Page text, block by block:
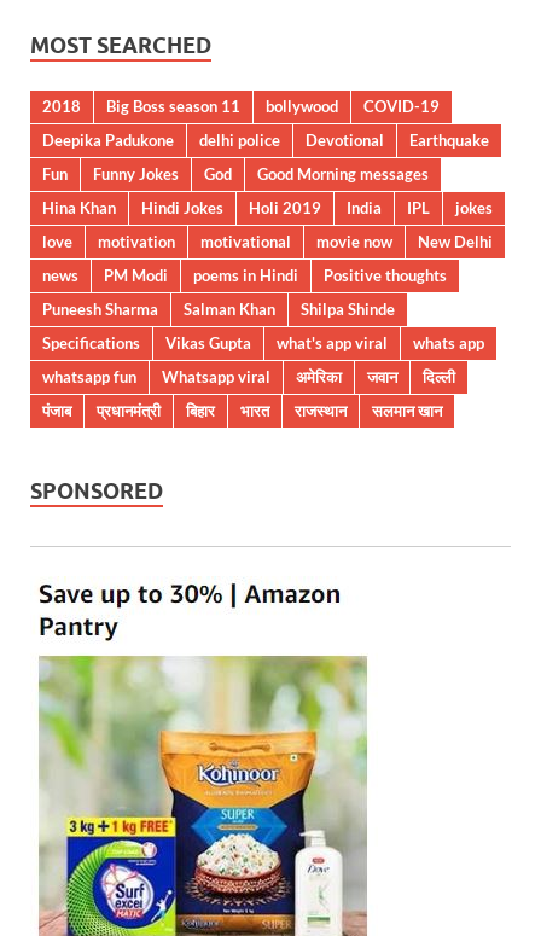
MOST SEARCHED
2018 Big Boss season 11 bollywood
COVID-19
Deepika Padukone
delhi police Devotional
Earthquake
Fun
Funny Jokes God
Good Morning messages
Hina Khan
Hindi Jokes Holi 2019 India IPL
jokes
love
motivation motivational movie now
New Delhi
news
PM Modi poems in Hindi
Positive thoughts
Puneesh Sharma
Salman Khan
Shilpa Shinde
Specifications
Vikas Gupta what's app viral
whats app
whatsapp fun
Whatsapp viral अमेरिका जवान
दिल्ली
पंजाब
प्रधानमंत्री बिहार भारत राजस्थान सलमान खान
SPONSORED